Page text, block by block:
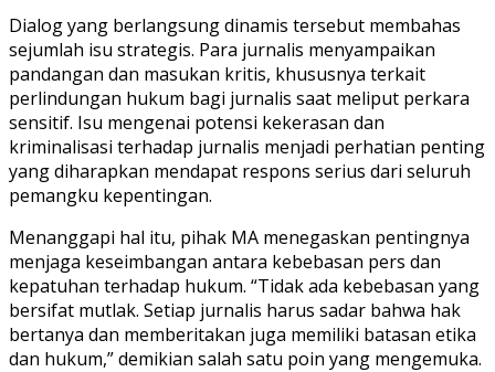
Dialog yang berlangsung dinamis tersebut membahas
sejumlah isu strategis. Para jurnalis menyampaikan
pandangan dan masukan kritis, khususnya terkait
perlindungan hukum bagi jurnalis saat meliput perkara
sensitif. Isu mengenai potensi kekerasan dan
kriminalisasi terhadap jurnalis menjadi perhatian penting
yang diharapkan mendapat respons serius dari seluruh
pemangku kepentingan.
Menanggapi hal itu, pihak MA menegaskan pentingnya
menjaga keseimbangan antara kebebasan pers dan
kepatuhan terhadap hukum. “Tidak ada kebebasan yang
bersifat mutlak. Setiap jurnalis harus sadar bahwa hak
bertanya dan memberitakan juga memiliki batasan etika
dan hukum,” demikian salah satu poin yang mengemuka.